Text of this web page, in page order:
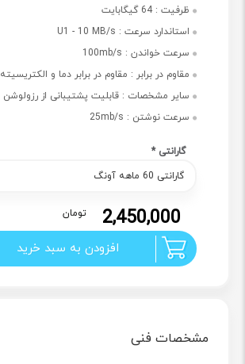
ظرفیت : 64 گیگابایت
استاندارد سرعت : U1 - 10 MB/s
سرعت خواندن : 100mb/s
مقاوم در برابر : مقاوم در برابر دما و الکتریسیته
سایر مشخصات : قابلیت پشتیبانی از رزولوشن Full HD,
سرعت نوشتن : 25mb/s
گارانتی*
2,450,000 تومان
افزودن به سبد خرید
مشخصات فنی